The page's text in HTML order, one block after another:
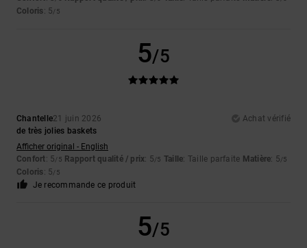
Coloris: 5/5
5/5
Chantelle21 juin 2026
Achat vérifié
de très jolies baskets
Afficher original - English
Confort: 5/5 Rapport qualité / prix: 5/5 Taille: Taille parfaite Matière: 5/5
Coloris: 5/5
Je recommande ce produit
5/5